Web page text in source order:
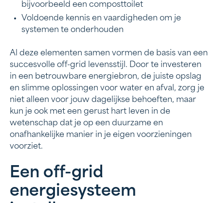
bijvoorbeeld een composttoilet
Voldoende kennis en vaardigheden om je
systemen te onderhouden
Al deze elementen samen vormen de basis van een
succesvolle off-grid levensstijl. Door te investeren
in een betrouwbare energiebron, de juiste opslag
en slimme oplossingen voor water en afval, zorg je
niet alleen voor jouw dagelijkse behoeften, maar
kun je ook met een gerust hart leven in de
wetenschap dat je op een duurzame en
onafhankelijke manier in je eigen voorzieningen
voorziet.
Een off-grid
energiesysteem